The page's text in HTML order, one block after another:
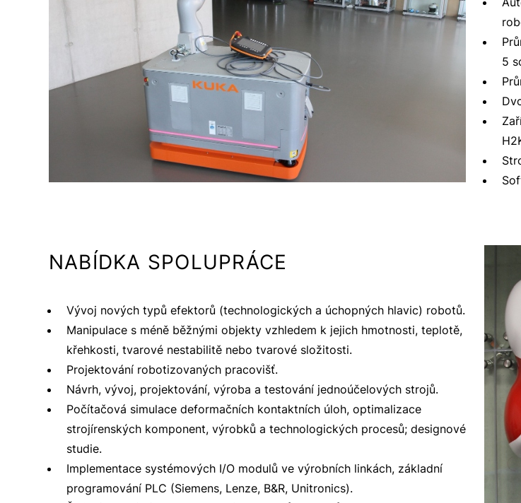
nestrojírenské aplikace.
Podpora výzkumu a vývoje pomocí numerických simulací.
Realizace pevnostních výpočtů kritických uzlů strojů, včetně tvorby
5
NABÍDKA SPOLUPRÁCE
Vývoj nových typů efektorů (technologických a úchopných hlavic) robotů.
Manipulace s méně běžnými objekty vzhledem k jejich hmotnosti, teplotě,
křehkosti, tvarové nestabilitě nebo tvarové složitosti.
Projektování robotizovaných pracovišť.
Návrh, vývoj, projektování, výroba a testování jednoúčelových strojů.
Počítačová simulace deformačních kontaktních úloh, optimalizace
strojírenských komponent, výrobků a technologických procesů; designové
studie.
Implementace systémových I/O modulů ve výrobních linkách, základní
programování PLC (Siemens, Lenze, B&R, Unitronics).